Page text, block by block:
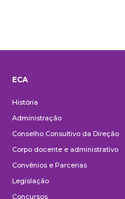
ECA
História
Administração
Conselho Consultivo da Direção
Corpo docente e administrativo
Convênios e Parcerias
Legislação
Concursos